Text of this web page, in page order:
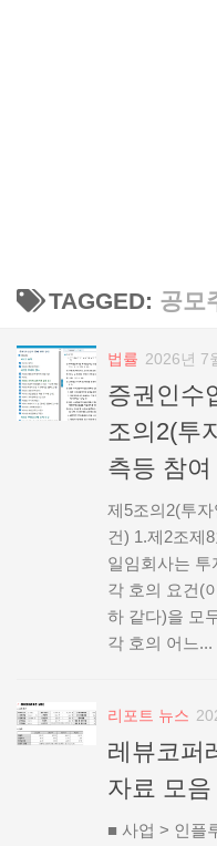
TAGGED: 공모
법률 2026년 7
증권인수
조의2(투
측등 참여
제5조의2(투
건) 1.제2조제
일임회사는
각 호의 요건(
하 같다)을 모
각 호의 어느...
리포트 뉴스
레뷰코퍼
자료 모음
■ 사업 > 인플